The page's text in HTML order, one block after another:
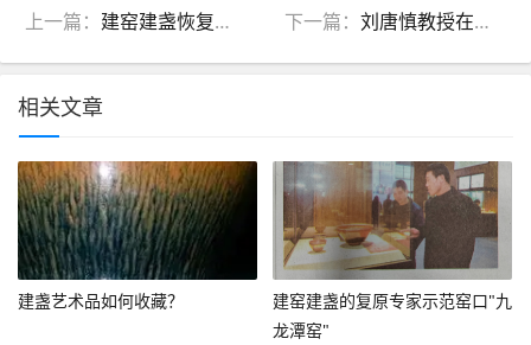
上一篇： 建窑建盏恢复四十周年纪念活动纪实 下一篇：刘唐慎教授在武夷山市举办陶瓷知识讲座
相关文章
建盏艺术品如何收藏？
建窑建盏的复原专家示范窑口"九
龙潭窑"